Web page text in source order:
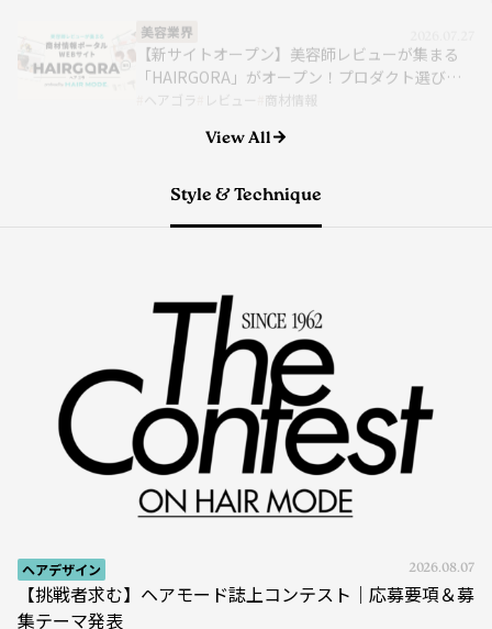
知識
ケミカル知識がもたらす サロンの発展｜apish編
パーマ アカデミー apish
【挑戦者求む】ヘアモード誌上コンテスト｜応募要項＆募
集テーマ発表
フォトコンテスト